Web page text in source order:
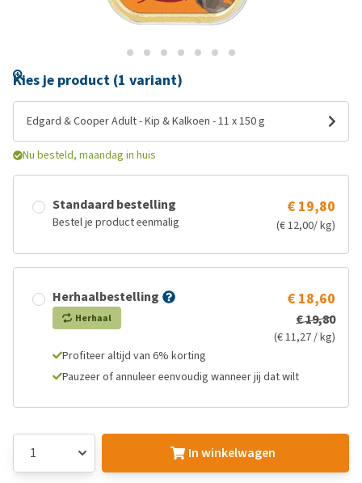
Kies je product (1 variant)
Edgard & Cooper Adult - Kip & Kalkoen - 11 x 150 g
Nu besteld, maandag in huis
Standaard bestelling
Bestel je product eenmalig
€ 19,80
(€ 12,00/ kg)
Herhaalbestelling
Herhaal
€ 18,60
€ 19,80
(€ 11,27 / kg)
Profiteer altijd van 6% korting
Pauzeer of annuleer eenvoudig wanneer jij dat wilt
In winkelwagen